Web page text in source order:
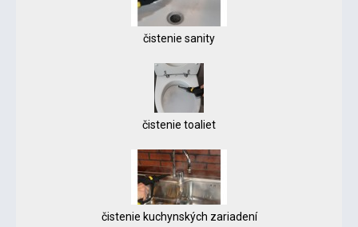
čistenie sanity
čistenie toaliet
čistenie kuchynských zariadení